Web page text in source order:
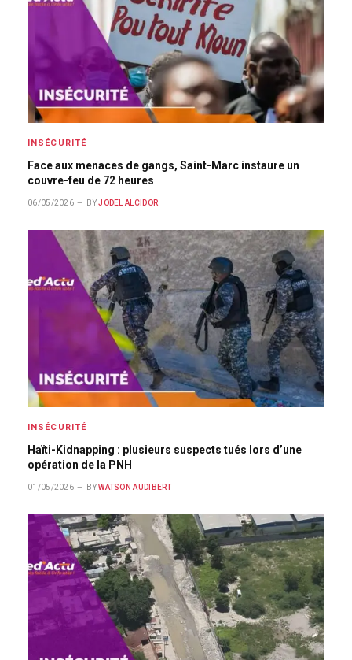
INSÉCURITÉ
Face aux menaces de gangs, Saint-Marc instaure un
couvre-feu de 72 heures
06/05/2026 BY JODEL ALCIDOR
INSÉCURITÉ
Haïti-Kidnapping : plusieurs suspects tués lors d’une
opération de la PNH
01/05/2026 BY WATSON AUDIBERT